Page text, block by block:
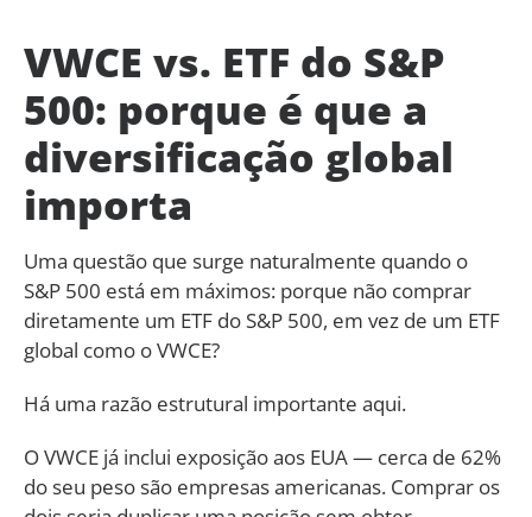
VWCE vs. ETF do S&P
500: porque é que a
diversificação global
importa
Uma questão que surge naturalmente quando o
S&P 500 está em máximos: porque não comprar
diretamente um ETF do S&P 500, em vez de um ETF
global como o VWCE?
Há uma razão estrutural importante aqui.
O VWCE já inclui exposição aos EUA — cerca de 62%
do seu peso são empresas americanas. Comprar os